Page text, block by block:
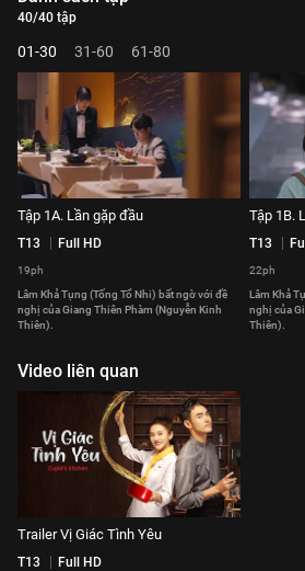
40/40 tập
01-30 31-60 61-80
Tập 1A. Lần gặp đầu
T13 Full HD
19ph
Lâm Khả Tụng (Tống Tổ Nhi) bất ngờ với đề
nghị của Giang Thiên Phàm (Nguyễn Kinh
Thiên).
Tập 1B.
T13
22ph
Lâm Khả
nghị của
Thiên).
Video liên quan
Trailer Vị Giác Tình Yêu
T13 Full HD